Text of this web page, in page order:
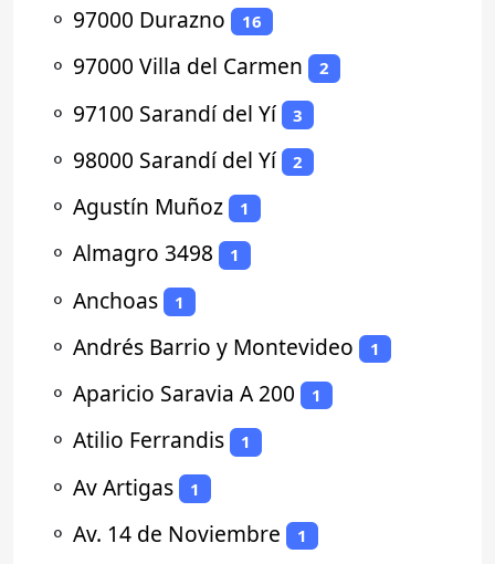
⚬ 97000 Durazno 16
⚬ 97000 Villa del Carmen 2
⚬ 97100 Sarandí del Yí 3
⚬ 98000 Sarandí del Yí 2
⚬ Agustín Muñoz 1
⚬ Almagro 3498 1
⚬ Anchoas 1
⚬ Andrés Barrio y Montevideo 1
⚬ Aparicio Saravia A 200 1
⚬ Atilio Ferrandis 1
⚬ Av Artigas 1
⚬ Av. 14 de Noviembre 1